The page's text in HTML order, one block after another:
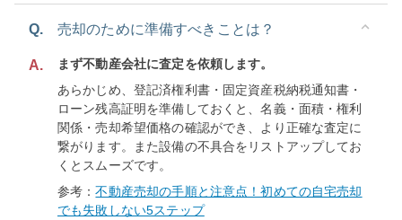
Q. 売却のために準備すべきことは？
A.
まず不動産会社に査定を依頼します。
あらかじめ、登記済権利書・固定資産税納税通知書・
ローン残高証明を準備しておくと、名義・面積・権利
関係・売却希望価格の確認ができ、より正確な査定に
繋がります。また設備の不具合をリストアップしてお
くとスムーズです。
参考：不動産売却の手順と注意点！初めての自宅売却
でも失敗しない5ステップ